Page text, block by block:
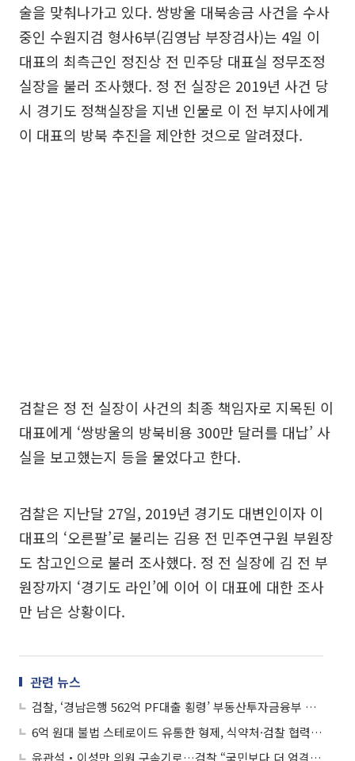
술을 맞춰나가고 있다. 쌍방울 대북송금 사건을 수사
중인 수원지검 형사6부(김영남 부장검사)는 4일 이
대표의 최측근인 정진상 전 민주당 대표실 정무조정
실장을 불러 조사했다. 정 전 실장은 2019년 사건 당
시 경기도 정책실장을 지낸 인물로 이 전 부지사에게
이 대표의 방북 추진을 제안한 것으로 알려졌다.
검찰은 정 전 실장이 사건의 최종 책임자로 지목된 이
대표에게 ‘쌍방울의 방북비용 300만 달러를 대납’ 사
실을 보고했는지 등을 물었다고 한다.
검찰은 지난달 27일, 2019년 경기도 대변인이자 이
대표의 ‘오른팔’로 불리는 김용 전 민주연구원 부원장
도 참고인으로 불러 조사했다. 정 전 실장에 김 전 부
원장까지 ‘경기도 라인’에 이어 이 대표에 대한 조사
만 남은 상황이다.
관련 뉴스
검찰, ‘경남은행 562억 PF대출 횡령’ 부동산투자금융부 등 10여곳 압수수색
6억 원대 불법 스테로이드 유통한 형제, 식약처·검찰 협력 수사에 덜미